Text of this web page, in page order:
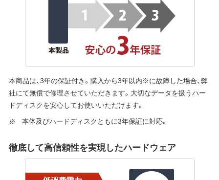
本商品は、3年の保証付き。購入から3年以内※に故障した場合、弊
社にて無償で修理させていただきます。大切なデータを扱うハー
ドディスクを安心してお使いいただけます。
本体及びハードディスクともに3年保証に対応。
徹底して高信頼性を実現したハードウェア